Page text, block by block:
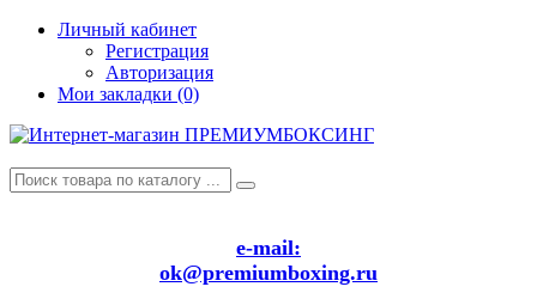
Личный кабинет
Регистрация
Авторизация
Мои закладки (0)
e-mail:
ok@premiumboxing.ru